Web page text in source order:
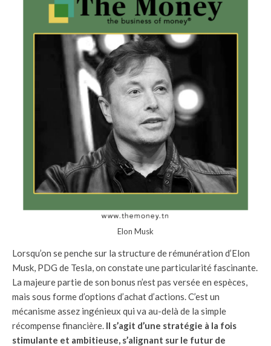
Elon Musk
Lorsqu’on se penche sur la structure de rémunération d’Elon
Musk, PDG de Tesla, on constate une particularité fascinante.
La majeure partie de son bonus n’est pas versée en espèces,
mais sous forme d’options d’achat d’actions. C’est un
mécanisme assez ingénieux qui va au-delà de la simple
récompense financière. Il s’agit d’une stratégie à la fois
stimulante et ambitieuse, s’alignant sur le futur de